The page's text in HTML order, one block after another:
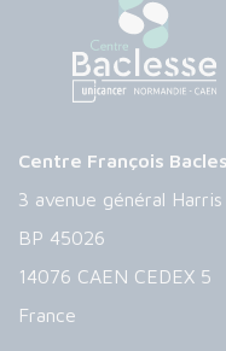
Centre François
3 avenue général Harris
BP 45026
14076 CAEN CEDEX 5
France